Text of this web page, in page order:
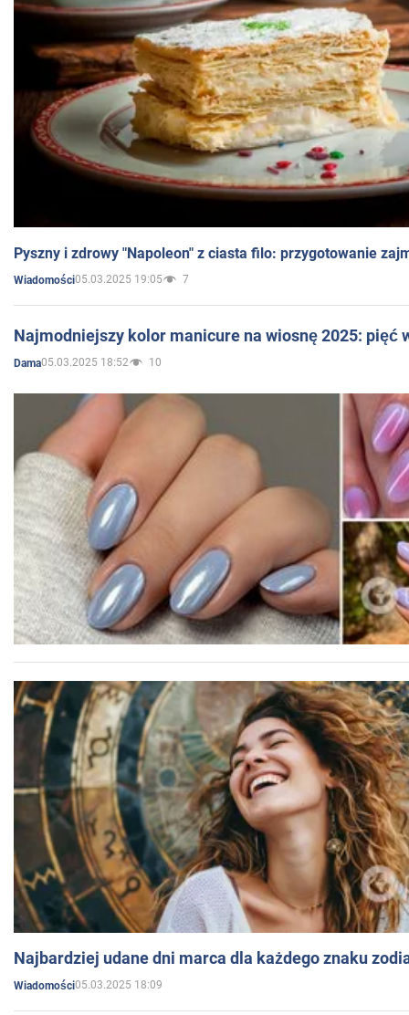
Pyszny i zdrowy "Napoleon" z ciasta filo: przygotowanie
Wiadomości05.03.2025 19:05 7
Najmodniejszy kolor manicure na wiosnę 2025: pięć
Dama05.03.2025 18:52 10
Najbardziej udane dni marca dla każdego znaku
Wiadomości05.03.2025 18:09